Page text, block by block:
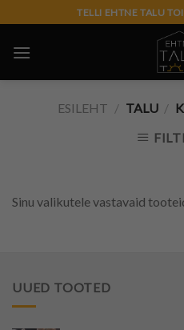
content
TELLI EHTNE TALU
ESILEHT / TALU /
Sinu valikutele vastavaid
UUED TOOTED